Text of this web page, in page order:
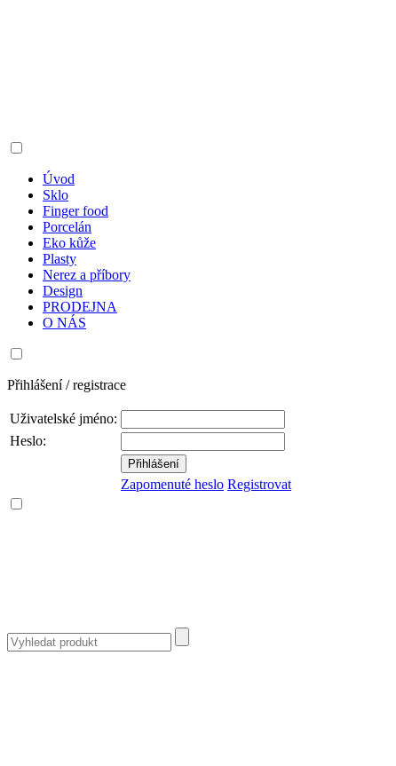
Úvod
Sklo
Finger food
Porcelán
Eko kůže
Plasty
Nerez a příbory
Design
PRODEJNA
O NÁS
Přihlášení / registrace
Uživatelské jméno:
Heslo:
Zapomenuté heslo Registrovat